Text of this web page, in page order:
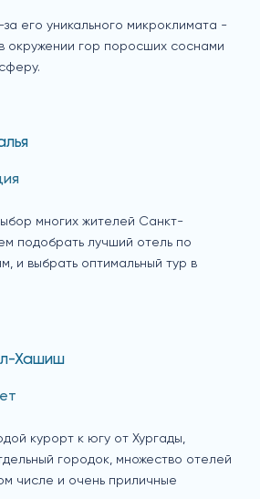
его уникального микроклимата -
окружении гор поросших соснами
многих жителей Санкт-
подобрать лучший отель по
и выбрать оптимальный тур в
Хашиш
курорт к югу от Хургады,
городок, множество отелей
числе и очень приличные